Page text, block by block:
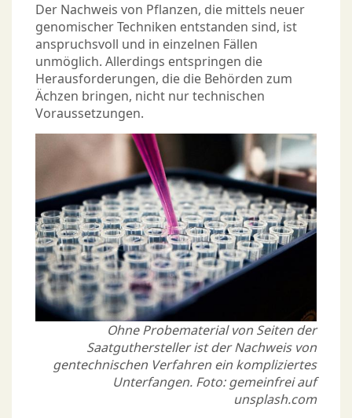
Der Nachweis von Pflanzen, die mittels neuer
genomischer Techniken entstanden sind, ist
anspruchsvoll und in einzelnen Fällen
unmöglich. Allerdings entspringen die
Herausforderungen, die die Behörden zum
Ächzen bringen, nicht nur technischen
Voraussetzungen.
Ohne Probematerial von Seiten der
Saatguthersteller ist der Nachweis von
gentechnischen Verfahren ein kompliziertes
Unterfangen. Foto: gemeinfrei auf
unsplash.com